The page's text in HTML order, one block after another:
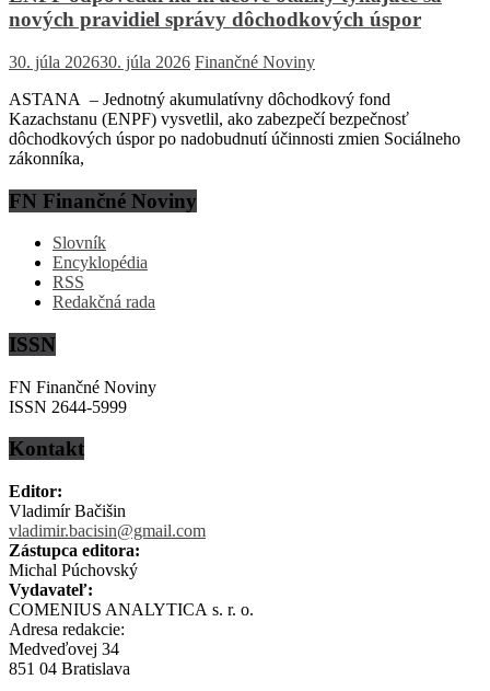
nových pravidiel správy dôchodkových úspor
30. júla 202630. júla 2026 Finančné Noviny
ASTANA – Jednotný akumulatívny dôchodkový fond
Kazachstanu (ENPF) vysvetlil, ako zabezpečí bezpečnosť
dôchodkových úspor po nadobudnutí účinnosti zmien Sociálneho
zákonníka,
FN Finančné Noviny
Slovník
Encyklopédia
RSS
Redakčná rada
ISSN
FN Finančné Noviny
ISSN 2644-5999
Kontakt
Editor:
Vladimír Bačišin
vladimir.bacisin@gmail.com
Zástupca editora:
Michal Púchovský
Vydavateľ:
COMENIUS ANALYTICA s. r. o.
Adresa redakcie:
Medveďovej 34
851 04 Bratislava